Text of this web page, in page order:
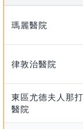
瑪麗醫院
律敦治醫院
東區尤德夫人那
醫院